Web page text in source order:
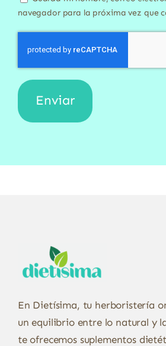
navegador para la próxima vez que
En Dietísima, tu herboristería
un equilibrio entre lo natural y
te ofrecemos suplementos